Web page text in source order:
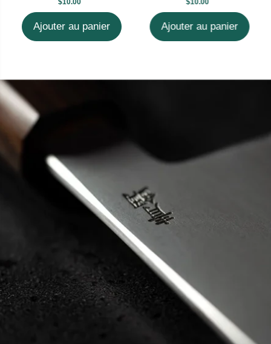
$10.00
Ajouter au panier
$10.00
Ajouter au panier